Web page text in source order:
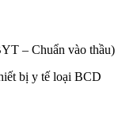
– Chuẩn vào thầu)
bị y tế loại BCD